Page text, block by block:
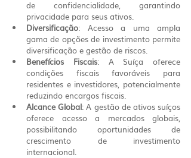
de confidencialidade, garantindo
privacidade para seus ativos.
Diversificação: Acesso a uma ampla
gama de opções de investimento permite
diversificação e gestão de riscos.
Benefícios Fiscais: A Suíça oferece
condições fiscais favoráveis para
residentes e investidores, potencialmente
reduzindo encargos fiscais.
Alcance Global: A gestão de ativos suíços
oferece acesso a mercados globais,
possibilitando oportunidades de
crescimento de investimento
internacional.